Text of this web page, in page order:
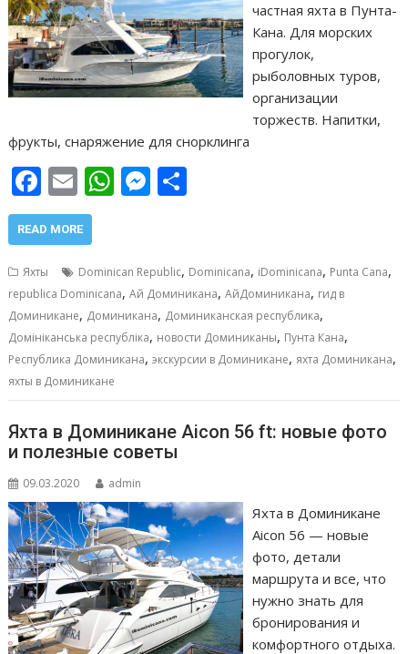
частная яхта в Пунта-
Кана. Для морских
прогулок,
рыболовных туров,
организации
торжеств. Напитки,
фрукты, снаряжение для снорклинга
F
ac
e
b
o
o
k
E
m
ai
l
W
s
A
p
p
M
e
n
g
er
р
а
в
и
ь
READ MORE
Яхты Dominican Republic, Dominicana, iDominicana, Punta Cana,
republica Dominicana,Ай Доминикана,АйДоминикана, гид в
Доминикане, Доминикана, Доминиканская республика,
Домініканська республіка, новости Доминиканы, Пунта Кана,
Республика Доминикана,экскурсии в Доминикане, яхта Доминикана,
яхты в Доминикане
Яхта в Доминикане Aicon 56 ft: новые фото
и полезные советы
09.03.2020 admin
Яхта в Доминикане
Aicon 56 — новые
фото, детали
маршрута и все, что
нужно знать для
бронирования и
комфортного отдыха.